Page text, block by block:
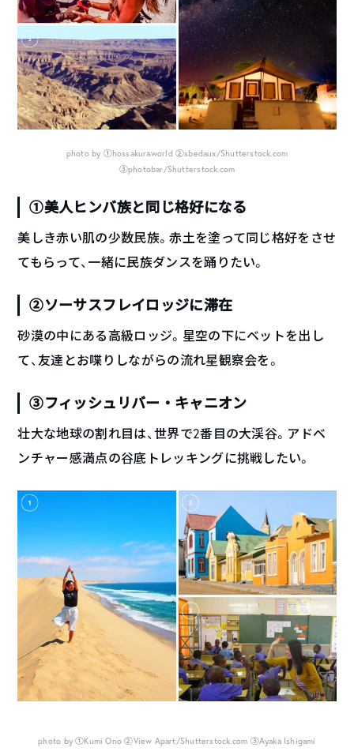
photo by ①hossakuraworld ②sbedaux/Shutterstock.com
③photobar/Shutterstock.com
①美人ヒンバ族と同じ格好になる
美しき赤い肌の少数民族。赤土を塗って同じ格好をさせ
てもらって、一緒に民族ダンスを踊りたい。
②ソーサスフレイロッジに滞在
砂漠の中にある高級ロッジ。星空の下にベットを出し
て、友達とお喋りしながらの流れ星観察会を。
③フィッシュリバー・キャニオン
壮大な地球の割れ目は、世界で2番目の大渓谷。アドベ
ンチャー感満点の谷底トレッキングに挑戦したい。
photo by ①Kumi Ono ②View Apart/Shutterstock.com ③Ayaka Ishigami